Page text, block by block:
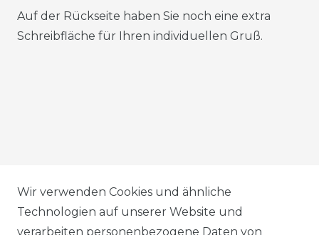
Auf der Rückseite haben Sie noch eine extra
Schreibfläche für Ihren individuellen Gruß.
AGB
Wir verwenden Cookies und ähnliche
Technologien auf unserer Website und
verarbeiten personenbezogene Daten von